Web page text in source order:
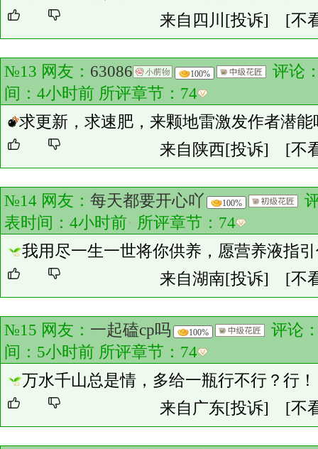
来自四川 [投诉] [不
№13 网友： 63086 100%
评论
间：4小时前 所评章节： 74
求更新，求速肥，来颗地雷激发作者潜能
来自陕西[投诉] [不
№14 网友： 每天都要开心吖 100%
表时间：4小时前· 所评章节： 74
我用尽一生一世将你供养，愿营养液指
来自湖南[投诉] [不
№15 网友： 一起磕cp吗 100%
评论
间：5小时前 所评章节： 74
万水千山总是情，多给一瓶行不行？行！
来自广东[投诉] [不